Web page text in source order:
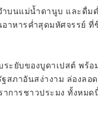
บนแม่น้ำดานูบ และดื่ม
อาหารค่ำสุดมหัศจรรย์
ะยับของบูดาเปสต์ พร้
สภาอันสง่างาม ล่องล
าการชาวประมง ทั้งห